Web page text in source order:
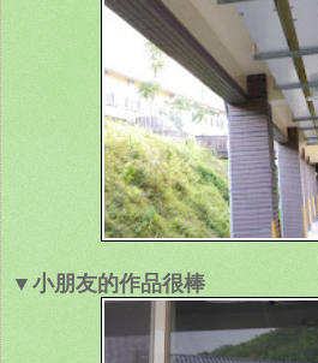
▼小朋友的作品很棒